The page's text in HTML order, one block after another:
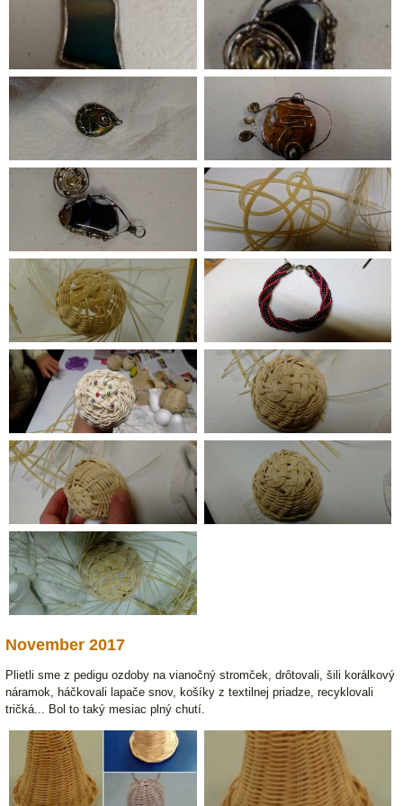
November 2017
Plietli sme z pedigu ozdoby na vianočný stromček, drôtovali, šili korálkový
náramok, háčkovali lapače snov, košíky z textilnej priadze, recyklovali
tričká... Bol to taký mesiac plný chutí.